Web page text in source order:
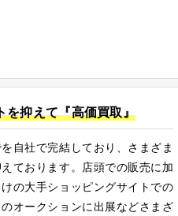
を抑えて『高価買取』
自社で完結しており、さまざま
ております。店頭での販売に加
の大手ショッピングサイトでの
オークションに出展などさまざ